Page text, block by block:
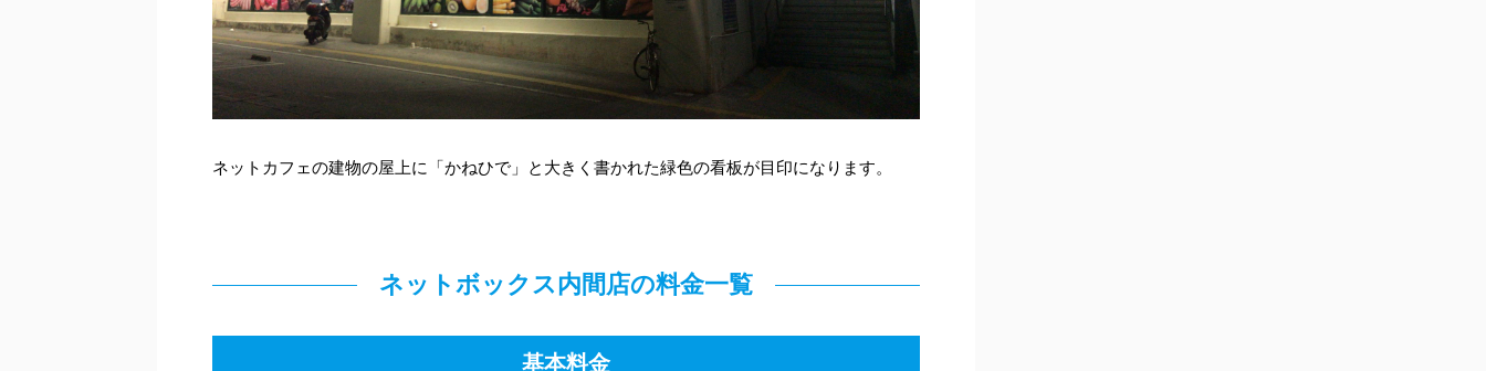
ネットカフェの建物の屋上に「かねひで」と大きく書かれた緑色の看板が目印になります。
ネットボックス内間店の料金一覧
基本料金